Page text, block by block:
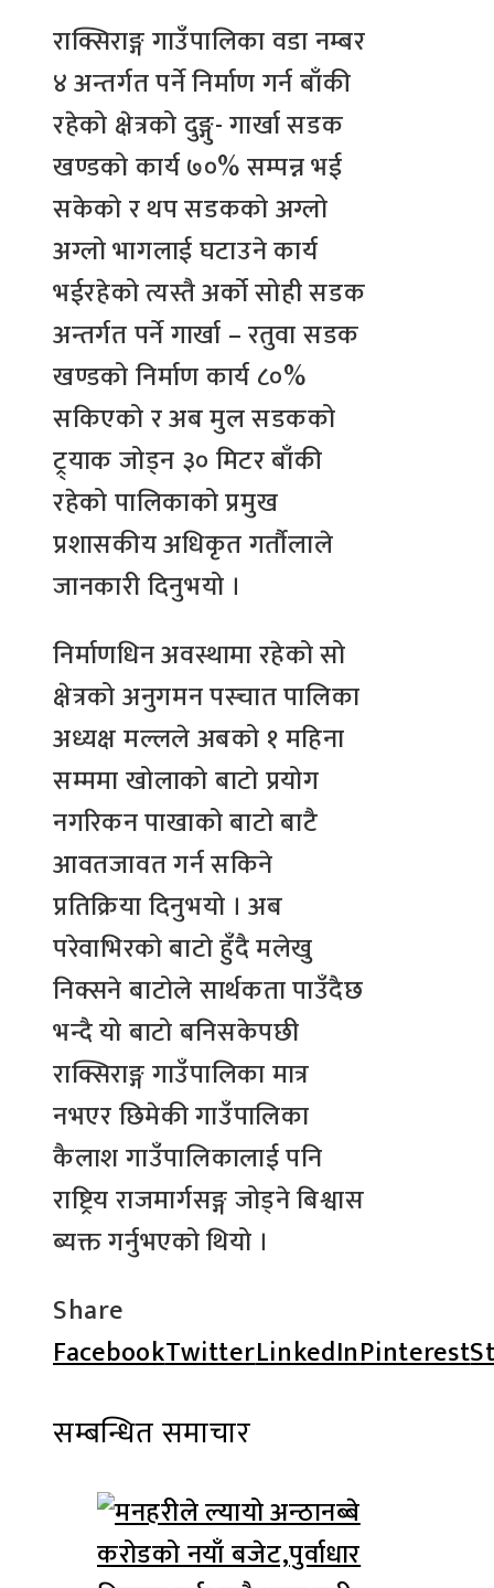
राक्सिराङ्ग गाउँपालिका वडा नम्बर
४ अन्तर्गत पर्ने निर्माण गर्न बाँकी
रहेको क्षेत्रको दुङ्गु- गार्खा सडक
खण्डको कार्य ७०% सम्पन्न भई
सकेको र थप सडकको अग्लो
अग्लो भागलाई घटाउने कार्य
भईरहेको त्यस्तै अर्को सोही सडक
अन्तर्गत पर्ने गार्खा – रतुवा सडक
खण्डको निर्माण कार्य ८०%
सकिएको र अब मुल सडकको
ट्र्याक जोड्न ३० मिटर बाँकी
रहेको पालिकाको प्रमुख
प्रशासकीय अधिकृत गर्तौलाले
जानकारी दिनुभयो ।
निर्माणधिन अवस्थामा रहेको सो
क्षेत्रको अनुगमन पस्चात पालिका
अध्यक्ष मल्लले अबको १ महिना
सम्ममा खोलाको बाटो प्रयोग
नगरिकन पाखाको बाटो बाटै
आवतजावत गर्न सकिने
प्रतिक्रिया दिनुभयो । अब
परेवाभिरको बाटो हुँदै मलेखु
निक्सने बाटोले सार्थकता पाउँदैछ
भन्दै यो बाटो बनिसकेपछी
राक्सिराङ्ग गाउँपालिका मात्र
नभएर छिमेकी गाउँपालिका
कैलाश गाउँपालिकालाई पनि
राष्ट्रिय राजमार्गसङ्ग जोड्ने बिश्वास
ब्यक्त गर्नुभएको थियो ।
Share
FacebookTwitterLinkedInPinterest
सम्बन्धित समाचार